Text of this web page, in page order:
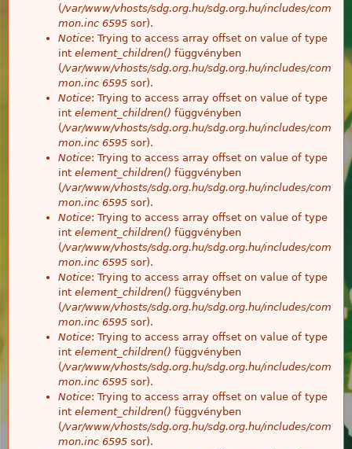
(/var/www/vhosts/sdg.org.hu/sdg.org.hu/includes/com
mon.inc 6595 sor).
Notice: Trying to access array offset on value of type
int element_children() függvényben
(/var/www/vhosts/sdg.org.hu/sdg.org.hu/includes/com
mon.inc 6595 sor).
Notice: Trying to access array offset on value of type
int element_children() függvényben
(/var/www/vhosts/sdg.org.hu/sdg.org.hu/includes/com
mon.inc 6595 sor).
Notice: Trying to access array offset on value of type
int element_children() függvényben
(/var/www/vhosts/sdg.org.hu/sdg.org.hu/includes/com
mon.inc 6595 sor).
Notice: Trying to access array offset on value of type
int element_children() függvényben
(/var/www/vhosts/sdg.org.hu/sdg.org.hu/includes/com
mon.inc 6595 sor).
Notice: Trying to access array offset on value of type
int element_children() függvényben
(/var/www/vhosts/sdg.org.hu/sdg.org.hu/includes/com
mon.inc 6595 sor).
Notice: Trying to access array offset on value of type
int element_children() függvényben
(/var/www/vhosts/sdg.org.hu/sdg.org.hu/includes/com
mon.inc 6595 sor).
Notice: Trying to access array offset on value of type
int element_children() függvényben
(/var/www/vhosts/sdg.org.hu/sdg.org.hu/includes/com
mon.inc 6595 sor).